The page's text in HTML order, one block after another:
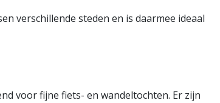
verschillende steden en is daarmee ideaal
voor fijne fiets- en wandeltochten. Er zijn